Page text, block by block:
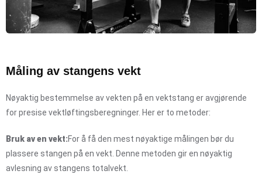
Måling av stangens vekt
Nøyaktig bestemmelse av vekten på en vektstang er avgjørende
for presise vektløftingsberegninger. Her er to metoder:
Bruk av en vekt:For å få den mest nøyaktige målingen bør du
plassere stangen på en vekt. Denne metoden gir en nøyaktig
avlesning av stangens totalvekt.